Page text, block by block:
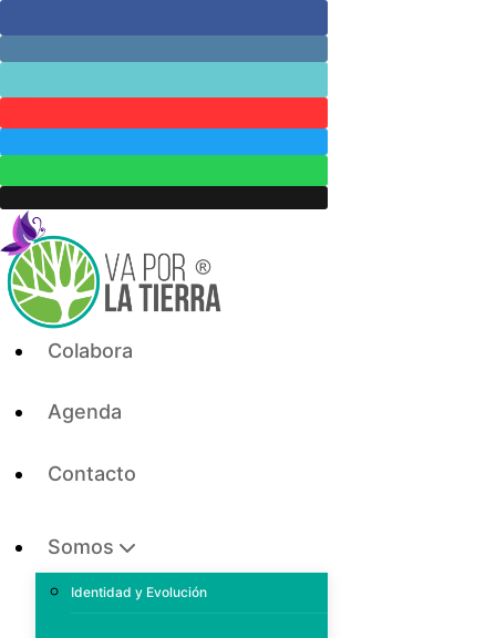
to
Colabora
Agenda
Contacto
Somos
Identidad y Evolución